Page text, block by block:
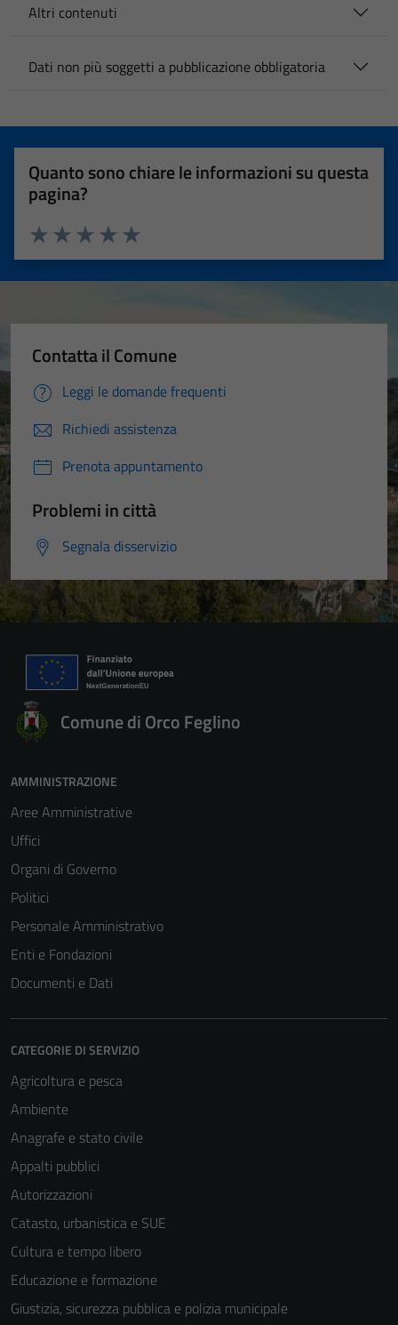
Altri contenuti
Dati non più soggetti a pubblicazione obbligatoria
Quanto sono chiare le informazioni su questa
pagina?
Valuta 5 stelle su 5
Valuta 4 stelle su 5
Valuta 3 stelle su 5
Valuta 2 stelle su 5
Valuta 1 stelle su 5
Contatta il Comune
Leggi le domande frequenti
Richiedi assistenza
Prenota appuntamento
Problemi in città
Segnala disservizio
Comune di Orco Feglino
AMMINISTRAZIONE
Aree Amministrative
Uffici
Organi di Governo
Politici
Personale Amministrativo
Enti e Fondazioni
Documenti e Dati
CATEGORIE DI SERVIZIO
Agricoltura e pesca
Ambiente
Anagrafe e stato civile
Appalti pubblici
Autorizzazioni
Catasto, urbanistica e SUE
Cultura e tempo libero
Educazione e formazione
Giustizia, sicurezza pubblica e polizia municipale